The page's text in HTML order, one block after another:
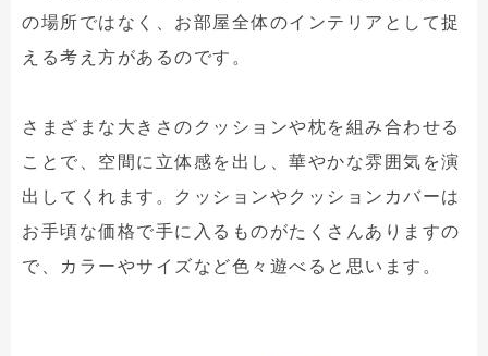
の場所ではなく、お部屋全体のインテリアとして捉
える考え方があるのです。
さまざまな大きさのクッションや枕を組み合わせる
ことで、空間に立体感を出し、華やかな雰囲気を演
出してくれます。クッションやクッションカバーは
お手頃な価格で手に入るものがたくさんありますの
で、カラーやサイズなど色々遊べると思います。